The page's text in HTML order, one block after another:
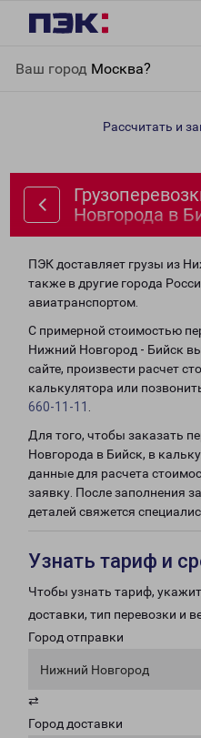
Ваш город Москва?
в Бийск
Рассчитать и
Новгорода в
ПЭК доставляет грузы из
также в другие города
авиатранспортом.
С примерной стоимостью
Нижний Новгород - Бийск
сайте, произвести расчет
калькулятора или
660-11-11
Для того, чтобы заказать
Новгорода в Бийск, в
данные для расчета
заявку. После заполнения
деталей свяжется
Узнать тариф и
Чтобы узнать тариф,
доставки, тип перевозки и
Город отправки
Нижний Новгород
⇄
Город доставки